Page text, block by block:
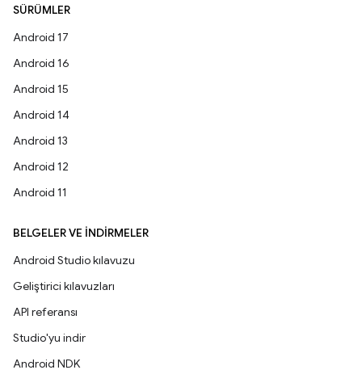
SÜRÜMLER
Android 17
Android 16
Android 15
Android 14
Android 13
Android 12
Android 11
BELGELER VE İNDIRMELER
Android Studio kılavuzu
Geliştirici kılavuzları
API referansı
Studio'yu indir
Android NDK